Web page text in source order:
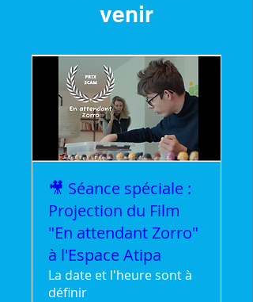
venir
🎥 Séance spéciale :
Projection du Film
"En attendant Zorro"
à l'Espace Atipa
La date et l'heure sont à
définir